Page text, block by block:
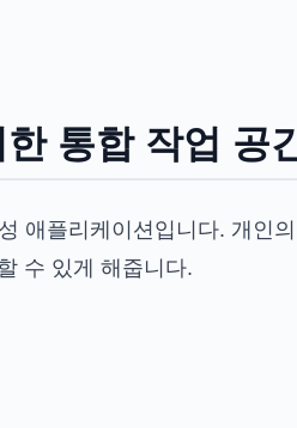
통합 작업 공
애플리케이션입니다. 개인
수 있게 해줍니다.